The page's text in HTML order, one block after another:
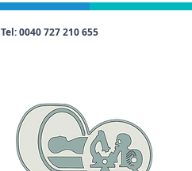
Tel: 0040 727 210 655